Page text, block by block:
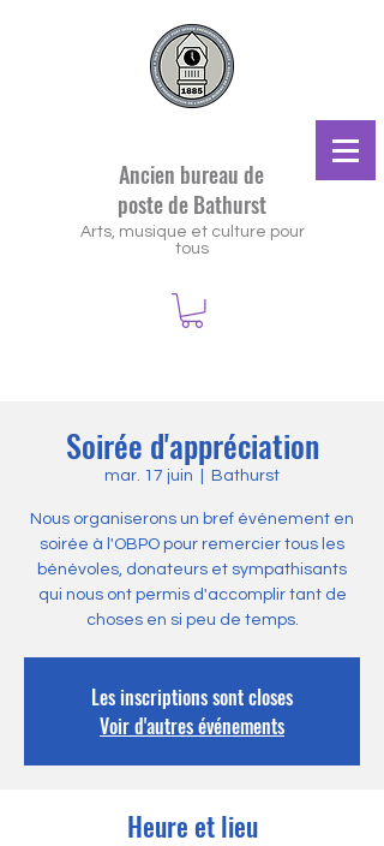
Ancien bureau de
poste de Bathurst
Arts, musique et culture pour
tous
Soirée d'appréciation
mar. 17 juin Bathurst
Nous organiserons un bref événement en
soirée à l'OBPO pour remercier tous les
bénévoles, donateurs et sympathisants
qui nous ont permis d'accomplir tant de
choses en si peu de temps.
Les inscriptions sont closes
Voir d'autres événements
Heure et lieu